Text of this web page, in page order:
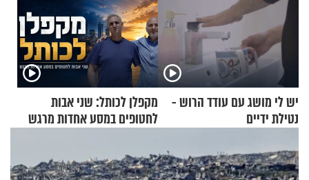
יש לי מושג עם עודד הרוש -
נטילת ידיים
מקפלן לכותל: שני אבות
לחטופים במסע אחדות מרגש